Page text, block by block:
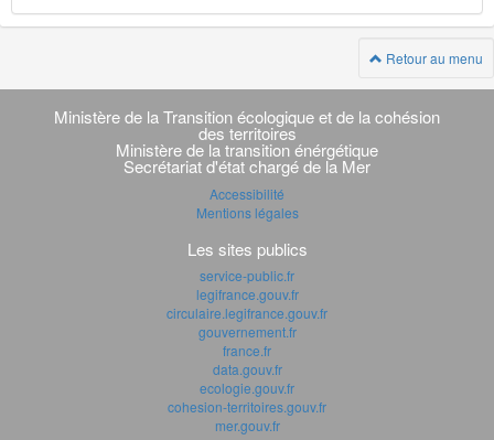
Retour au menu
Navigation
transverse
Ministère de la Transition écologique et de la cohésion
des territoires
Ministère de la transition énérgétique
Secrétariat d'état chargé de la Mer
Accessibilité
Mentions légales
Les sites publics
service-public.fr
legifrance.gouv.fr
circulaire.legifrance.gouv.fr
gouvernement.fr
france.fr
data.gouv.fr
ecologie.gouv.fr
cohesion-territoires.gouv.fr
mer.gouv.fr